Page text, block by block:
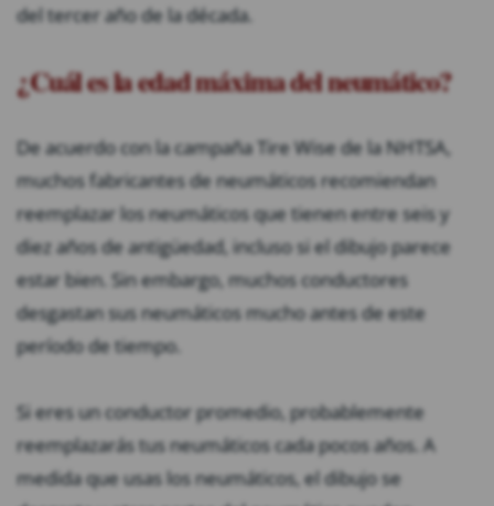
del tercer año de la década.
¿Cuál es la edad máxima del neumático?
De acuerdo con la campaña Tire Wise de la NHTSA,
muchos fabricantes de neumáticos recomiendan
reemplazar los neumáticos que tienen entre seis y
diez años de antigüedad, incluso si el dibujo parece
estar bien. Sin embargo, muchos conductores
desgastan sus neumáticos mucho antes de este
período de tiempo.
Si eres un conductor promedio, probablemente
reemplazarás tus neumáticos cada pocos años. A
medida que usas los neumáticos, el dibujo se